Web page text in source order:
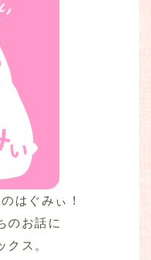
はぐみぃ！
のお話に
クス。